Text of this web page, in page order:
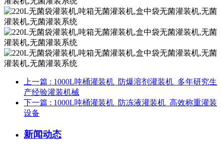
上一篇 : 1000L吨桶灌装机_防爆溶剂灌装机_多年研究生
产经验灌装机械
下一篇 : 1000L吨桶灌装机_防冻液灌装机_高效称重灌装
设备
新闻动态